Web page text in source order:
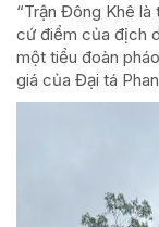
“Trận Đông Khê
cứ điểm của địch
một tiểu đoàn
giá của Đại tá